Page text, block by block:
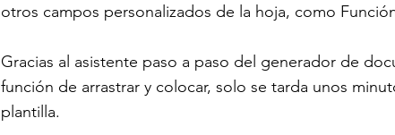
otros campos personalizados de la hoja, como
Gracias al asistente paso a paso del generador de
función de arrastrar y colocar, solo se tarda unos
plantilla.